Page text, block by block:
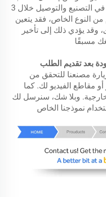
عاجلًا بالنسبة لك، يمكننا المساعدة في التصنيع والتوصيل خلال 3
من النوع الخاص، فقد يتعين
وقد يؤدي ذلك إلى تأخير
مسبقًا
مصنعنا للتحقق من
أو مقاطع الفيديو لك. كما
وبلا شك، سنرسل لك
نموذجنا الخاص